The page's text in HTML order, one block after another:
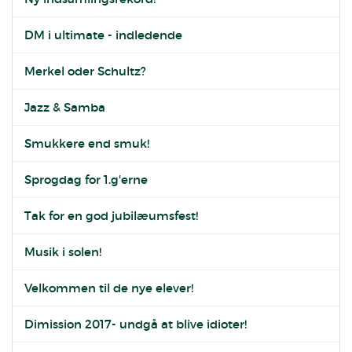
DM i ultimate - indledende
Merkel oder Schultz?
Jazz & Samba
Smukkere end smuk!
Sprogdag for 1.g'erne
Tak for en god jubilæumsfest!
Musik i solen!
Velkommen til de nye elever!
Dimission 2017- undgå at blive idioter!